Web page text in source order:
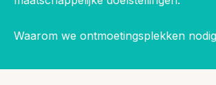
uitbreiden >
Wijkaanpak
Waarom we ontmoetingsplekken